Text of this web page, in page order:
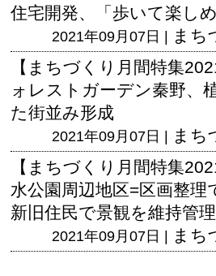
住宅開発、「歩いて楽し
2021年09月07日 | まち
【まちづくり月間特集
ォレストガーデン秦野、
た街並み形成
2021年09月07日 | まち
【まちづくり月間特集
水公園周辺地区=区画整理
新旧住民で景観を維持管理
2021年09月07日 | まち